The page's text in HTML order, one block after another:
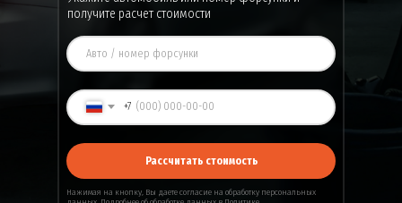
+7
Рассчитать стоимость
получите расчет стоимости
Нажимая на кнопку, Вы даетесогласие на обработку персональных